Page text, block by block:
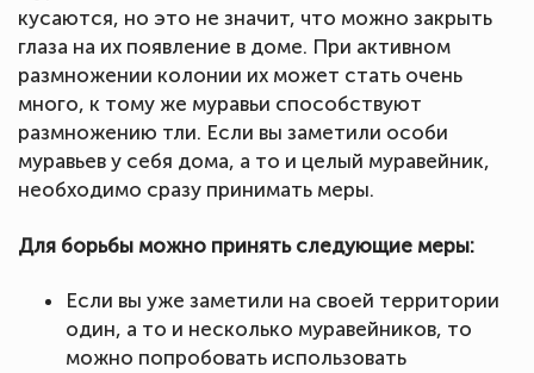
кусаются, но это не значит, что можно закрыть
глаза на их появление в доме. При активном
размножении колонии их может стать очень
много, к тому же муравьи способствуют
размножению тли. Если вы заметили особи
муравьев у себя дома, а то и целый муравейник,
необходимо сразу принимать меры.
Для борьбы можно принять следующие меры:
Если вы уже заметили на своей территории
один, а то и несколько муравейников, то
можно попробовать использовать